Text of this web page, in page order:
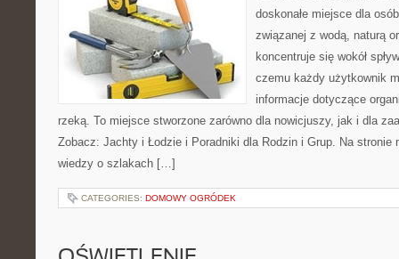
doskonałe miejsce dla
związanej z wodą, naturą
koncentruje się wokół
czemu każdy użytkownik
informacje dotyczące
rzeką. To miejsce stworzone zarówno dla nowicjuszy, jak i dla
Zobacz: Jachty i Łodzie i Poradniki dla Rodzin i Grup. Na stronie
wiedzy o szlakach […]
CATEGORIES: DOMOWY OGRÓDEK